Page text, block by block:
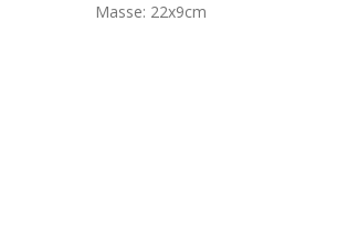
Masse: 22x9cm